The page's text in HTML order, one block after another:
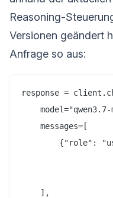
Reasoning-
Versionen geändert
Anfrage so aus:
response =
    messages=[
{"role":
    ],